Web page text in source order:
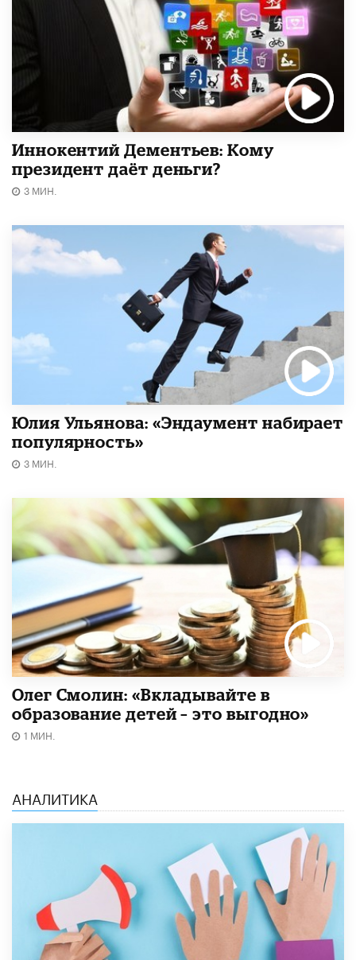
Иннокентий Дементьев: Кому
президент даёт деньги?
3 МИН.
Юлия Ульянова: «Эндаумент набирает
популярность»
3 МИН.
Олег Смолин: «Вкладывайте в
образование детей – это выгодно»
1 МИН.
АНАЛИТИКА